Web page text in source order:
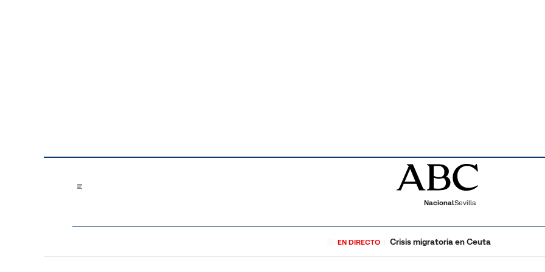
NacionalSevilla
EN DIRECTO Crisis migratoria en Ceuta